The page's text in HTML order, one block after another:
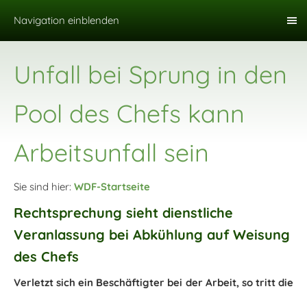
Navigation einblenden
Unfall bei Sprung in den
Pool des Chefs kann
Arbeitsunfall sein
Sie sind hier: WDF-Startseite
Rechtsprechung sieht dienstliche
Veranlassung bei Abkühlung auf Weisung
des Chefs
Verletzt sich ein Beschäftigter bei der Arbeit, so tritt die